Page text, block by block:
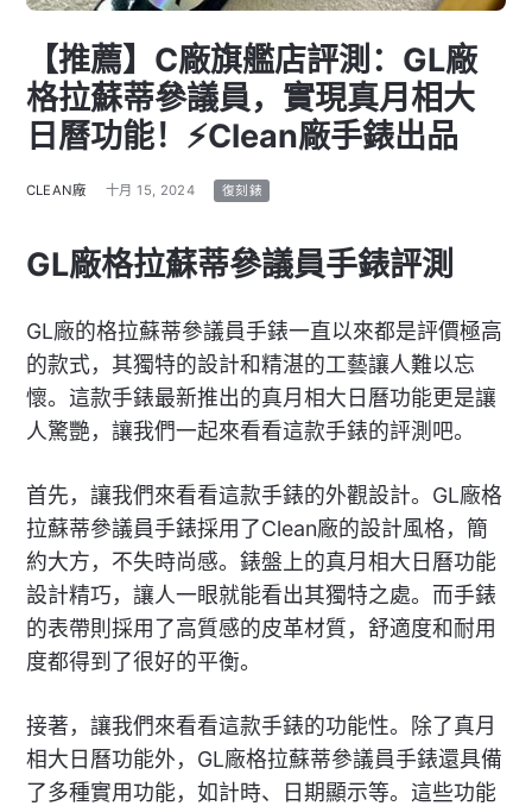
【推薦】C廠旗艦店評測：GL廠
格拉蘇蒂參議員，實現真月相大
日曆功能！⚡Clean廠手錶出品
CLEAN廠 十月 15, 2024 復刻錶
GL廠格拉蘇蒂參議員手錶評測
GL廠的格拉蘇蒂參議員手錶一直以來都是評價極高
的款式，其獨特的設計和精湛的工藝讓人難以忘
懷。這款手錶最新推出的真月相大日曆功能更是讓
人驚艷，讓我們一起來看看這款手錶的評測吧。
首先，讓我們來看看這款手錶的外觀設計。GL廠格
拉蘇蒂參議員手錶採用了Clean廠的設計風格，簡
約大方，不失時尚感。錶盤上的真月相大日曆功能
設計精巧，讓人一眼就能看出其獨特之處。而手錶
的表帶則採用了高質感的皮革材質，舒適度和耐用
度都得到了很好的平衡。
接著，讓我們來看看這款手錶的功能性。除了真月
相大日曆功能外，GL廠格拉蘇蒂參議員手錶還具備
了多種實用功能，如計時、日期顯示等。這些功能